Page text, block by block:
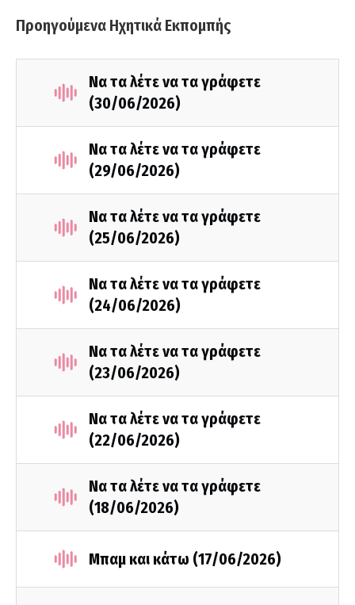
Προηγούμενα Ηχητικά Εκπομπής
Να τα λέτε να τα γράφετε
(30/06/2026)
Να τα λέτε να τα γράφετε
(29/06/2026)
Να τα λέτε να τα γράφετε
(25/06/2026)
Να τα λέτε να τα γράφετε
(24/06/2026)
Να τα λέτε να τα γράφετε
(23/06/2026)
Να τα λέτε να τα γράφετε
(22/06/2026)
Να τα λέτε να τα γράφετε
(18/06/2026)
Μπαμ και κάτω (17/06/2026)